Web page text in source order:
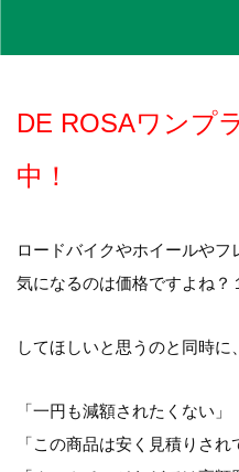
DE ROSAワンプ
中！
ロードバイクやホイールや
気になるのは価格ですよね？
してほしいと思うのと同時に、
「一円も減額されたくない」
「この商品は安く見積りされ